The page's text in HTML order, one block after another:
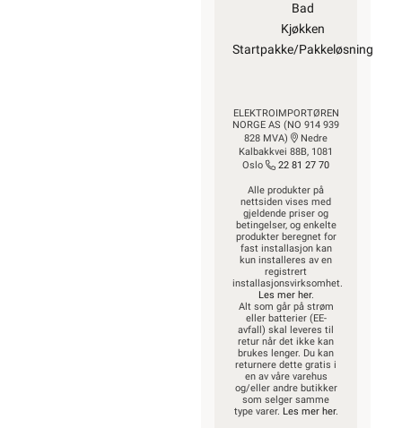
Bad
Kjøkken
Startpakke/Pakkeløsning
ELEKTROIMPORTØREN
NORGE AS (NO 914 939
828 MVA)
Nedre
Kalbakkvei 88B, 1081
Oslo
22 81 27 70
Alle produkter på
nettsiden vises med
gjeldende priser og
betingelser, og enkelte
produkter beregnet for
fast installasjon kan
kun installeres av en
registrert
installasjonsvirksomhet.
Les mer her.
Alt som går på strøm
eller batterier (EE-
avfall) skal leveres til
retur når det ikke kan
brukes lenger. Du kan
returnere dette gratis i
en av våre varehus
og/eller andre butikker
som selger samme
type varer. Les mer her.